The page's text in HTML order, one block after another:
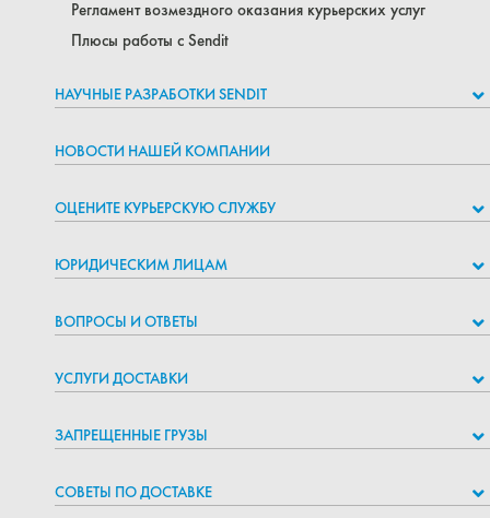
Регламент возмездного оказания курьерских услуг
Плюсы работы с Sendit
НАУЧНЫЕ РАЗРАБОТКИ SENDIT
НОВОСТИ НАШЕЙ КОМПАНИИ
ОЦЕНИТЕ КУРЬЕРСКУЮ СЛУЖБУ
ЮРИДИЧЕСКИМ ЛИЦАМ
ВОПРОСЫ И ОТВЕТЫ
УСЛУГИ ДОСТАВКИ
ЗАПРЕЩЕННЫЕ ГРУЗЫ
СОВЕТЫ ПО ДОСТАВКЕ